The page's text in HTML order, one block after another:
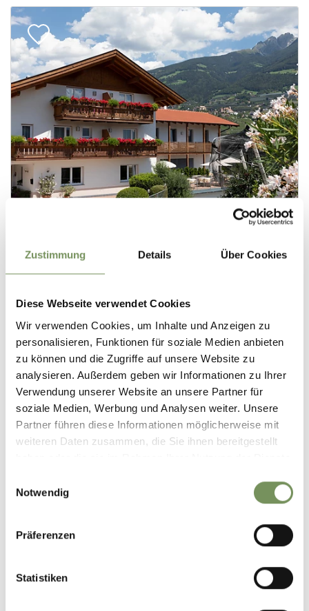
Zustimmung Details Über Cookies
Diese Webseite verwendet Cookies
Wir verwenden Cookies, um Inhalte und Anzeigen zu
personalisieren, Funktionen für soziale Medien anbieten
zu können und die Zugriffe auf unsere Website zu
analysieren. Außerdem geben wir Informationen zu Ihrer
Verwendung unserer Website an unsere Partner für
soziale Medien, Werbung und Analysen weiter. Unsere
Partner führen diese Informationen möglicherweise mit
weiteren Daten zusammen, die Sie ihnen bereitgestellt
Notwendig
Präferenzen
Statistiken